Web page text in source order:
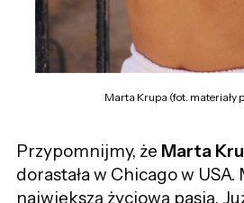
Marta Krupa (fot. materiały
Przypomnijmy, że Marta
dorastała w Chicago w
największą życiową pasją.